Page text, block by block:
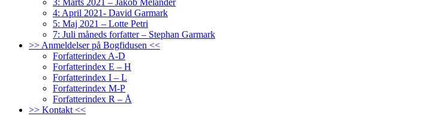
3: Marts 2021 – Jakob Melander
4: April 2021- David Garmark
5: Maj 2021 – Lotte Petri
7: Juli måneds forfatter – Stephan Garmark
>> Anmeldelser på Bogfidusen <<
Forfatterindex A-D
Forfatterindex E – H
Forfatterindex I – L
Forfatterindex M-P
Forfatterindex R – Å
>> Kontakt <<